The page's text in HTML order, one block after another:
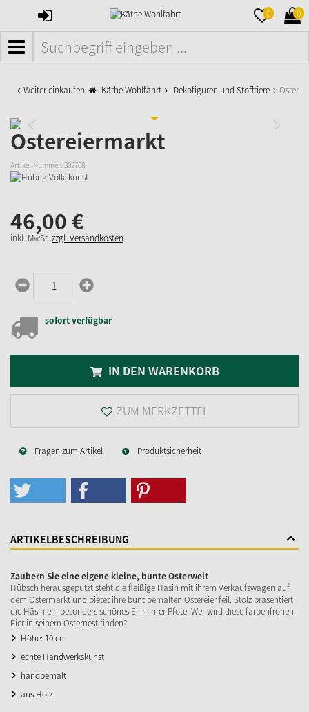
ANMELDEN 0 0
MENÜ
Weiter einkaufen Käthe Wohlfahrt Dekofiguren und Stofftiere
Ostereiermarkt
Artikel-Nummer: 302768
46,00€
inkl. MwSt. zzgl. Versandkosten
sofort verfügbar
IN DEN WARENKORB
ZUM MERKZETTEL
Fragen zum Artikel Produktsicherheit
ARTIKELBESCHREIBUNG
Zaubern Sie eine eigene kleine, bunte Osterwelt
Hübsch herausgeputzt steht die fleißige Häsin mit ihrem Verkaufswagen auf
dem Ostermarkt und bietet ihre bunt bemalten Ostereier feil. Stolz präsentiert
die Häsin ein besonders schönes Ei in ihrer Pfote. Wer wird diese farbenfrohen
Eier in seinem Osternest finden?
Höhe: 10 cm
echte Handwerkskunst
handbemalt
aus Holz